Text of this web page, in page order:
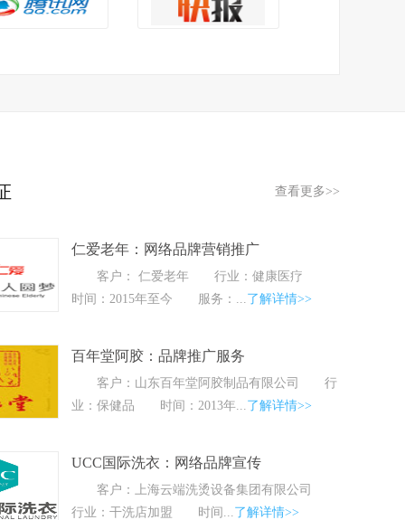
查看更多>>
仁爱老年：网络品牌营销推广
客户： 仁爱老年 行业：健康医疗
时间：2015年至今 服务：...了解详情>>
百年堂阿胶：品牌推广服务
客户：山东百年堂阿胶制品有限公司 行
业：保健品 时间：2013年...了解详情>>
UCC国际洗衣：网络品牌宣传
客户：上海云端洗烫设备集团有限公司
行业：干洗店加盟 时间...了解详情>>